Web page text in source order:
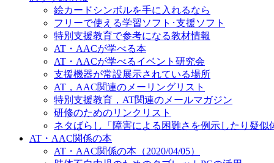
絵カードシンボルを手に入れるなら
フリーで使える学習ソフト･支援ソフト
特別支援教育で参考になる教材情報
AT・AACが学べる本
AT・AACが学べるイベント研究会
支援機器が常設展示されている場所
AT，AAC関連のメーリングリスト
特別支援教育，AT関連のメールマガジン
研修のためのリンクリスト
ネタばらし「障害による困難さを例示したり疑似
AT・AAC関係の本
AT・AAC関係の本（2020/04/05）